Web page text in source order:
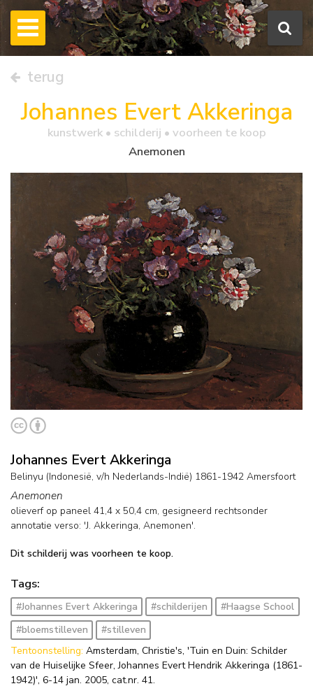
terug
Johannes Evert Akkeringa
kunstwerk • schilderij • voorheen te koop
Anemonen
Johannes Evert Akkeringa
Belinyu (Indonesië, v/h Nederlands-Indië) 1861-1942 Amersfoort
Anemonen
olieverf op paneel 41,4 x 50,4 cm, gesigneerd rechtsonder
annotatie verso: 'J. Akkeringa, Anemonen'.
Dit schilderij was voorheen te koop.
Tags:
#Johannes Evert Akkeringa #schilderijen
#Haagse School
#bloemstilleven
#stilleven
Tentoonstelling: Amsterdam, Christie's, 'Tuin en Duin: Schilder
van de Huiselijke Sfeer, Johannes Evert Hendrik Akkeringa (1861-
1942)', 6-14 jan. 2005, cat.nr. 41.